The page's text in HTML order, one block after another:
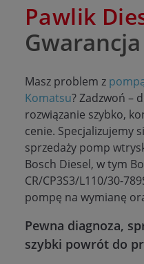
Pawlik
Masz problem z
Komatsu? Zadzwoń –
rozwiązanie szybko,
cenie. Specjalizujemy
sprzedaży pomp
Bosch Diesel, w tym
CR/CP3S3/L110/30-
pompę na wymianę
Pewna diagnoza,
szybki powrót do